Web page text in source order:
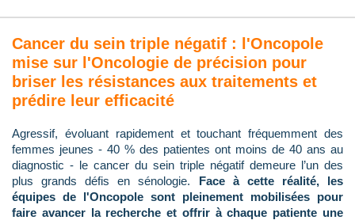
Cancer du sein triple négatif : l'Oncopole
mise sur l'Oncologie de précision pour
briser les résistances aux traitements et
prédire leur efficacité
Agressif, évoluant rapidement et touchant fréquemment des
femmes jeunes - 40 % des patientes ont moins de 40 ans au
diagnostic - le cancer du sein triple négatif demeure l’un des
plus grands défis en sénologie. Face à cette réalité, les
équipes de l'Oncopole sont pleinement mobilisées pour
faire avancer la recherche et offrir à chaque patiente une